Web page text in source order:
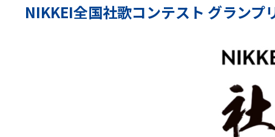
NIKKEI全国社歌コンテスト グラン